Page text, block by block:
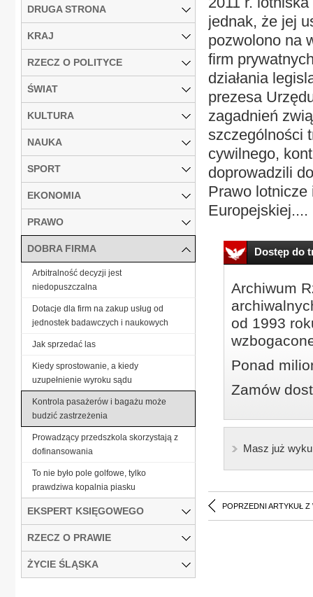
jednak, że jej
pozwolono na
firm
działania
prezesa
zagadnień
szczególności
cywilnego,
doprowadzili
Prawo
Europejskiej....
Dostęp do
Archiwum
od 1993
Ponad
Zamów
Masz już
POPRZEDNI ARTYKUŁ Z
DRUGA STRONA
KRAJ
RZECZ O POLITYCE
ŚWIAT
KULTURA
NAUKA
SPORT
EKONOMIA
PRAWO
DOBRA FIRMA
Arbitralność decyzji jest
niedopuszczalna
Dotacje dla firm na zakup usług od
jednostek badawczych i naukowych
Jak sprzedać las
Kiedy sprostowanie, a kiedy
uzupełnienie wyroku sądu
Kontrola pasażerów i bagażu może
budzić zastrzeżenia
Prowadzący przedszkola skorzystają z
dofinansowania
To nie było pole golfowe, tylko
prawdziwa kopalnia piasku
EKSPERT KSIĘGOWEGO
RZECZ O PRAWIE
ŻYCIE ŚLĄSKA